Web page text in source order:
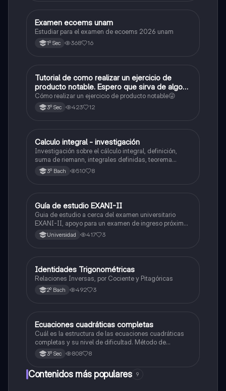
Español
Examen ecoems unam
Estudiar para el examen de ecoems 2026 unam
1º Sec 368 16
Matemáticas
Tutorial de como realizar un ejercicio de
producto notable. Espero que sirva de algo💕
😜
Cómo realizar un ejercicio de producto notable😜
3º Sec 423 12
Matemáticas
Calculo integral - investigación
Investigación sobre el cálculo integral, definición,
suma de riemann, integrales definidas, teorema
fundamental del cálculo, antiderivadas, integrales
indefinidas y ejemplos.
3º Bach 510 8
Historia
Guía de estudio EXANI-II
Guia de estudio a cerca del examen universitario
EXANI-II, apoyo para un examen de ingreso próximo
2026.Universidad 417 3
Matemáticas
Identidades Trigonométricas
Relaciones Inversas, por Cociente y Pitagóricas
2º Bach 492 3
Matemáticas
Ecuaciones cuadráticas completas
Cuál es la estructura de las ecuaciones cuadráticas
completas y su nivel de dificultad. Método de
solucion
3º Sec 808 8
Contenidos más populares 9